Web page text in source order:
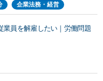
企業法務・経営
業員を解雇したい｜労働問題